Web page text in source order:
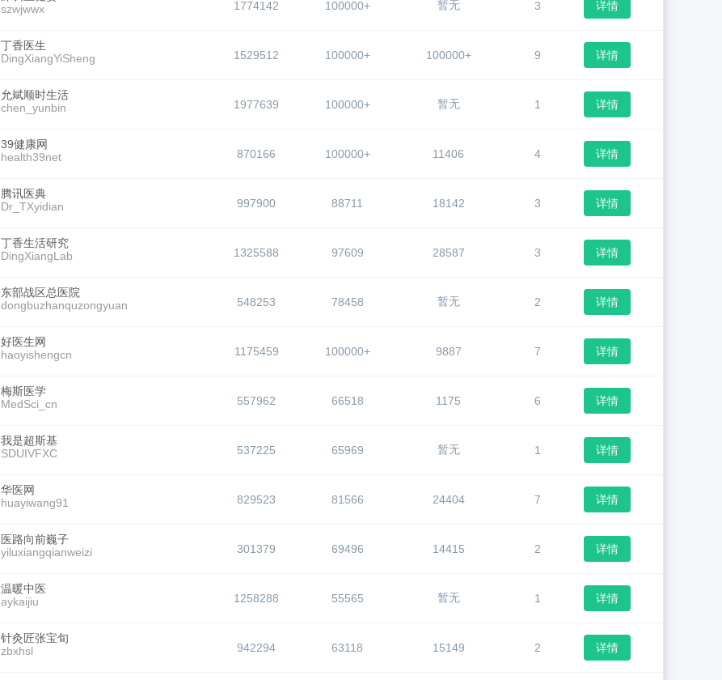
szwjwwx
1774142 100000+ 暂无 3 详情
丁香医生
DingXiangYiSheng
1529512 100000+ 100000+ 9 详情
允斌顺时生活
chen_yunbin
1977639 100000+ 暂无 1 详情
39健康网
health39net
870166 100000+ 11406 4 详情
腾讯医典
Dr_TXyidian
997900 88711 18142 3 详情
丁香生活研究
DingXiangLab
1325588 97609 28587 3 详情
东部战区总医院
dongbuzhanquzongyuan
548253 78458 暂无 2 详情
好医生网
haoyishengcn
1175459 100000+ 9887 7 详情
梅斯医学
MedSci_cn
557962 66518 1175 6 详情
我是超斯基
SDUIVFXC
537225 65969 暂无 1 详情
华医网
huayiwang91
829523 81566 24404 7 详情
医路向前巍子
yiluxiangqianweizi
301379 69496 14415 2 详情
温暖中医
aykaijiu
1258288 55565 暂无 1 详情
针灸匠张宝旬
zbxhsl
942294 63118 15149 2 详情